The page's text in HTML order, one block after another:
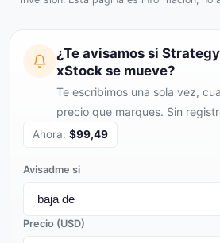
¿Te avisamos si
xStock se mueve?
Te escribimos una sola vez,
precio que marques. Sin
Ahora: $99,49
Avisadme si
Precio (USD)